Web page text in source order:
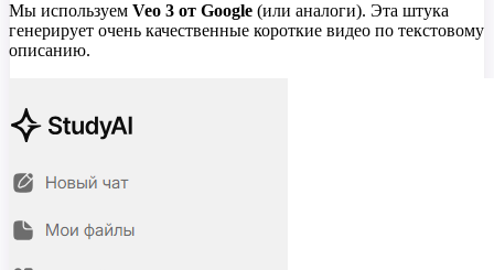
Мы используем Veo 3 от Google (или аналоги). Эта штука
генерирует очень качественные короткие видео по текстовому
описанию.